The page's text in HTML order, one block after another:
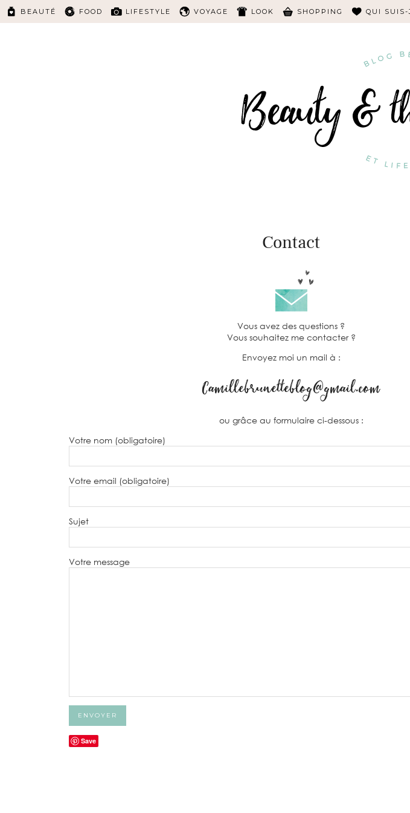
BEAUTÉ FOOD LIFESTYLE VOYAGE LOOK SHOPPING QUI SUIS-
Contact
Vous avez des questions ?
Vous souhaitez me contacter ?
Envoyez moi un mail à :
Camillebrunetteblog@gmail.com
ou grâce au formulaire ci-dessous :
Votre nom (obligatoire)
Votre email (obligatoire)
Sujet
Votre message
Save